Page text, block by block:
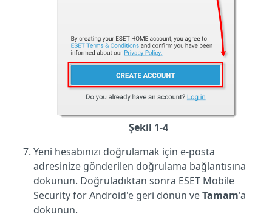
Şekil 1-4
Yeni hesabınızı doğrulamak için e-posta
adresinize gönderilen doğrulama bağlantısına
dokunun. Doğruladıktan sonra ESET Mobile
Security for Android'e geri dönün veTamam'a
dokunun.